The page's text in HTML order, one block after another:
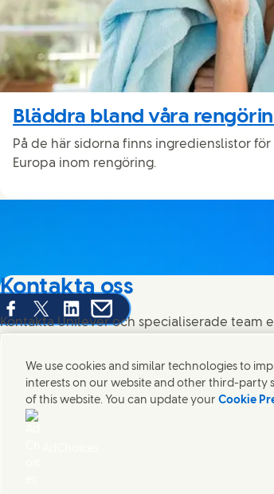
Bläddra bland våra
På de här sidorna finns ingredienslistor
Europa inom rengöring.
this page on Facebook
Share this page on X
Share this page on Linked In
Share this page on E-mail
Kontakta oss
Kontakta Unilever och specialiserade team
Kontakta oss
Juridiska Villkor
We use cookies and similar technologies to
interests on our website and other third-party
of this website. You can update your Cookie